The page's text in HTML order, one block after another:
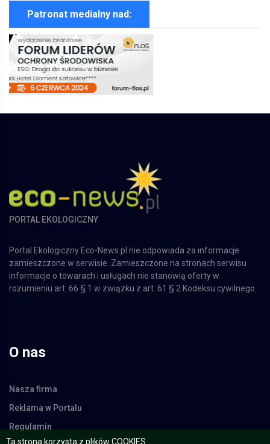
Patronat medialny nad:
PORTAL EKOLOGICZNY
zamieszczone w serwisie. Zamieszczone na stronach serwisu
informacje o towarach i usługach nie stanowią oferty w
rozumieniu art. 66 § 1 w związku z art. 61 § 2 Kodeksu cywilnego.
O nas
Kontakt
Ta strona korzysta z plików COOKIES.